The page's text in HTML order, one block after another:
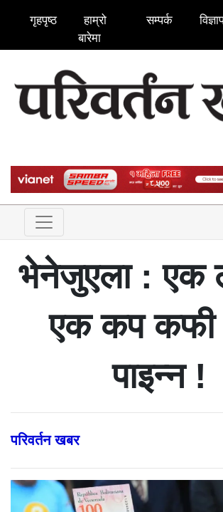
गृहपृष्ठ
हाम्रो
बारेमा
सम्पर्क
भेनेजुएला : एक
एक कप कफी
पाइन्न !
परिवर्तन खबर